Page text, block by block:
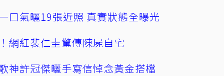
口氣曬19張近照 真實狀態全曝光
網紅裴仁圭驚傳陳屍自宅
神許冠傑曬手寫信悼念黃金搭檔